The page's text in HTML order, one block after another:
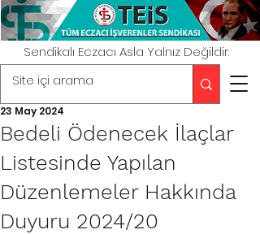
Sendikalı Eczacı Asla Yalnız Değildir.
Bedeli Ödenecek İlaçlar
Listesinde Yapılan
Düzenlemeler Hakkında
Duyuru 2024/20
23 May 2024